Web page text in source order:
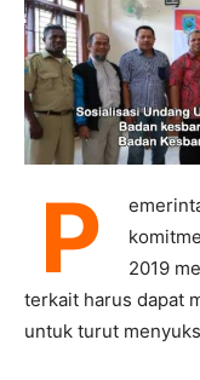
P
2019
terkait harus dapat
untuk turut